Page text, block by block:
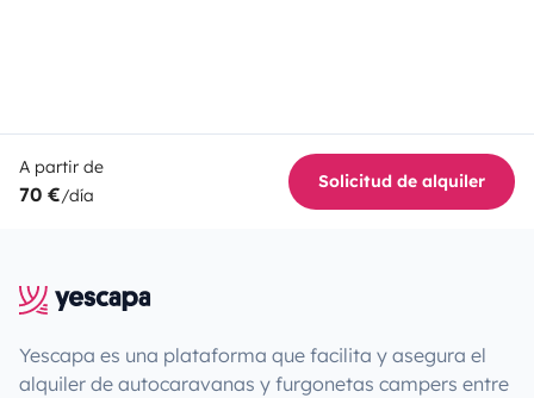
A partir de
70 €/día
Solicitud de alquiler
Yescapa es una plataforma que facilita y asegura el
alquiler de autocaravanas y furgonetas campers entre